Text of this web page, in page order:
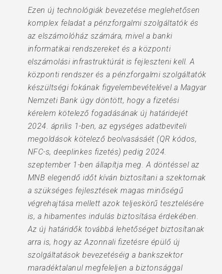
Ezen új technológiák bevezetése meglehetősen
komplex feladat a pénzforgalmi szolgáltatók és
az elszámolóház számára, mivel a banki
informatikai rendszereket és a központi
elszámolási infrastruktúrát is fejleszteni kell. A
központi rendszer és a pénzforgalmi szolgáltatók
készültségi fokának figyelembevételével a Magyar
Nemzeti Bank úgy döntött, hogy a fizetési
kérelem kötelező fogadásának új határidejét
2024. április 1-ben, az egységes adatbeviteli
megoldások kötelező beolvasásáét (QR kódos,
NFC-s, deeplinkes fizetés) pedig 2024.
szeptember 1-ben állapítja meg. A döntéssel az
MNB elegendő időt kíván biztosítani a szektornak
a szükséges fejlesztések magas minőségű
végrehajtása mellett azok teljeskörű tesztelésére
is, a hibamentes indulás biztosítása érdekében.
Az új határidők továbbá lehetőséget biztosítanak
arra is, hogy az Azonnali fizetésre épülő új
szolgáltatások bevezetéséig a bankszektor
maradéktalanul megfeleljen a biztonsággal